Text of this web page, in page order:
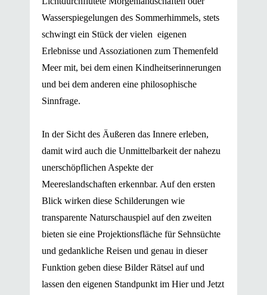
Wasserspiegelungen des Sommerhimmels, stets
schwingt ein Stück der vielen eigenen
Erlebnisse und Assoziationen zum Themenfeld
Meer mit, bei dem einen Kindheitserinnerungen
und bei dem anderen eine philosophische
Sinnfrage.
In der Sicht des Äußeren das Innere erleben,
damit wird auch die Unmittelbarkeit der nahezu
unerschöpflichen Aspekte der
Meereslandschaften erkennbar. Auf den ersten
Blick wirken diese Schilderungen wie
transparente Naturschauspiel auf den zweiten
bieten sie eine Projektionsfläche für Sehnsüchte
und gedankliche Reisen und genau in dieser
Funktion geben diese Bilder Rätsel auf und
lassen den eigenen Standpunkt im Hier und Jetzt